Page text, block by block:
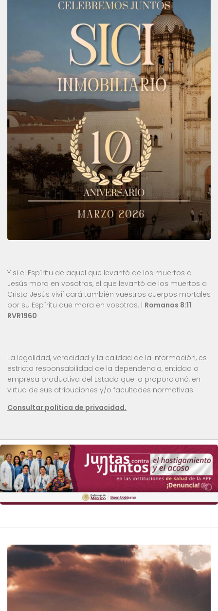
Y si el Espíritu de aquel que levantó de los muertos a
Jesús mora en vosotros, el que levantó de los muertos a
Cristo Jesús vivificará también vuestros cuerpos mortales
por su Espíritu que mora en vosotros. | Romanos 8:11
RVR1960
La legalidad, veracidad y la calidad de la información, es
estricta responsabilidad de la dependencia, entidad o
empresa productiva del Estado que la proporcionó, en
virtud de sus atribuciones y/o facultades normativas.
Consultar política de privacidad.